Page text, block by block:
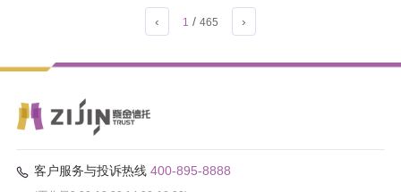
‹ 1 / 465 ›
客户服务与投诉热线 400-895-8888